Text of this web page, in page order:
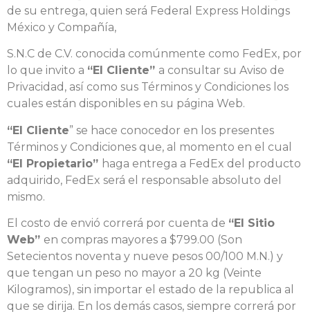
de su entrega, quien será Federal Express Holdings
México y Compañía,
S.N.C de C.V. conocida comúnmente como FedEx, por
lo que invito a “El Cliente” a consultar su Aviso de
Privacidad, así como sus Términos y Condiciones los
cuales están disponibles en su página Web.
“El Cliente” se hace conocedor en los presentes
Términos y Condiciones que, al momento en el cual
“El Propietario” haga entrega a FedEx del producto
adquirido, FedEx será el responsable absoluto del
mismo.
El costo de envió correrá por cuenta de “El Sitio
Web” en compras mayores a $799.00 (Son
Setecientos noventa y nueve pesos 00/100 M.N.) y
que tengan un peso no mayor a 20 kg (Veinte
Kilogramos), sin importar el estado de la republica al
que se dirija. En los demás casos, siempre correrá por